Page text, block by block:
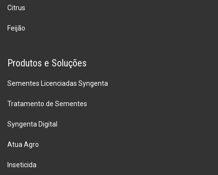
Citrus
Feijão
Produtos e Soluções
Sementes Licenciadas Syngenta
Tratamento de Sementes
Syngenta Digital
Atua Agro
Inseticida